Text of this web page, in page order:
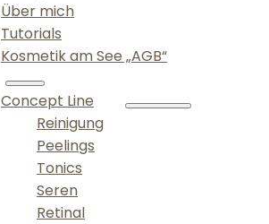
Über mich
Tutorials
Kosmetik am See „AGB“
Concept Line
Reinigung
Peelings
Tonics
Seren
Retinal